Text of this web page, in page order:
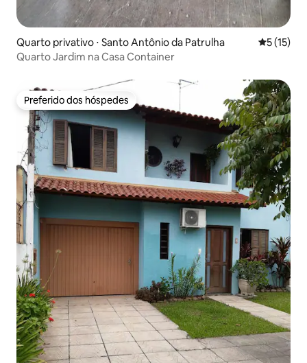
Quarto privativo ⋅ Santo Antônio da Patrulha 5 de uma
5 (15)
Quarto Jardim na Casa Container
Preferido dos hóspedes
Preferido dos hóspedes